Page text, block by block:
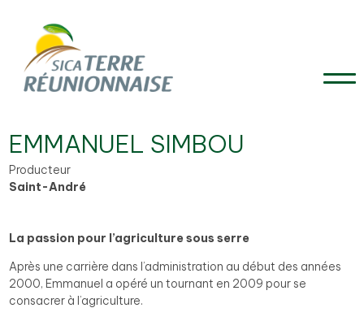
EMMANUEL SIMBOU
Producteur
Saint-André
La passion pour l’agriculture sous serre
Après une carrière dans l’administration au début des années
2000, Emmanuel a opéré un tournant en 2009 pour se
consacrer à l’agriculture.